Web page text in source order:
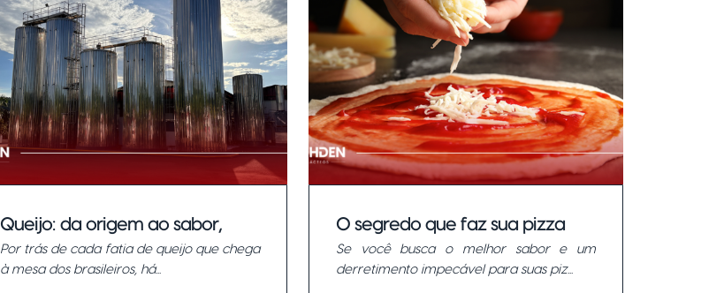
Queijo: da origem ao sabor,
uma jornada de compromisso e
excelência na Rohden Lácteos.
Por trás de cada fatia de queijo que chega
à mesa dos brasileiros, há...
O segredo que faz sua pizza
virar uma obra-prima!
Se você busca o melhor sabor e um
derretimento impecável para suas piz...